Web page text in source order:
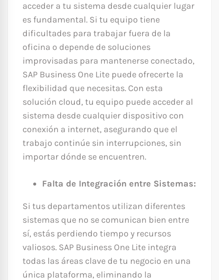
acceder a tu sistema desde cualquier lugar
es fundamental. Si tu equipo tiene
dificultades para trabajar fuera de la
oficina o depende de soluciones
improvisadas para mantenerse conectado,
SAP Business One Lite puede ofrecerte la
flexibilidad que necesitas. Con esta
solución cloud, tu equipo puede acceder al
sistema desde cualquier dispositivo con
conexión a internet, asegurando que el
trabajo continúe sin interrupciones, sin
importar dónde se encuentren.
Falta de Integración entre Sistemas:
Si tus departamentos utilizan diferentes
sistemas que no se comunican bien entre
sí, estás perdiendo tiempo y recursos
valiosos. SAP Business One Lite integra
todas las áreas clave de tu negocio en una
única plataforma, eliminando la